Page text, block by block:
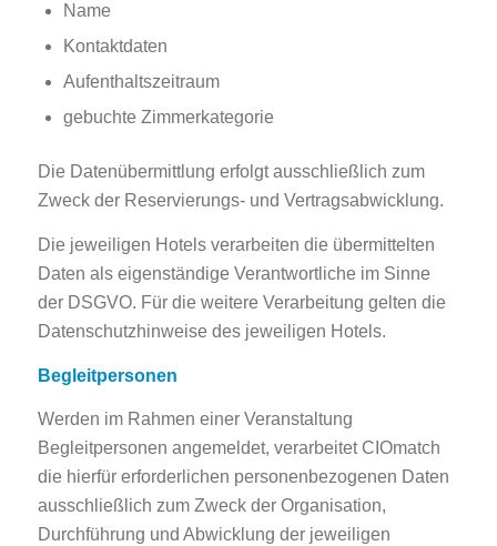
Name
Kontaktdaten
Aufenthaltszeitraum
gebuchte Zimmerkategorie
Die Datenübermittlung erfolgt ausschließlich zum
Zweck der Reservierungs- und Vertragsabwicklung.
Die jeweiligen Hotels verarbeiten die übermittelten
Daten als eigenständige Verantwortliche im Sinne
der DSGVO. Für die weitere Verarbeitung gelten die
Datenschutzhinweise des jeweiligen Hotels.
Begleitpersonen
Werden im Rahmen einer Veranstaltung
Begleitpersonen angemeldet, verarbeitet CIOmatch
die hierfür erforderlichen personenbezogenen Daten
ausschließlich zum Zweck der Organisation,
Durchführung und Abwicklung der jeweiligen